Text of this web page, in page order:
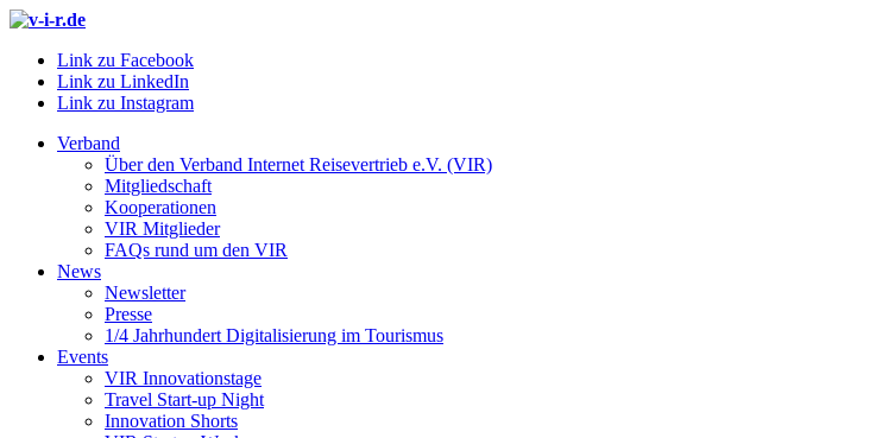
Link zu Facebook
Link zu LinkedIn
Link zu Instagram
Verband
Über den Verband Internet Reisevertrieb e.V. (VIR)
Mitgliedschaft
Kooperationen
VIR Mitglieder
FAQs rund um den VIR
News
Newsletter
Presse
1/4 Jahrhundert Digitalisierung im Tourismus
Events
VIR Innovationstage
Travel Start-up Night
Innovation Shorts